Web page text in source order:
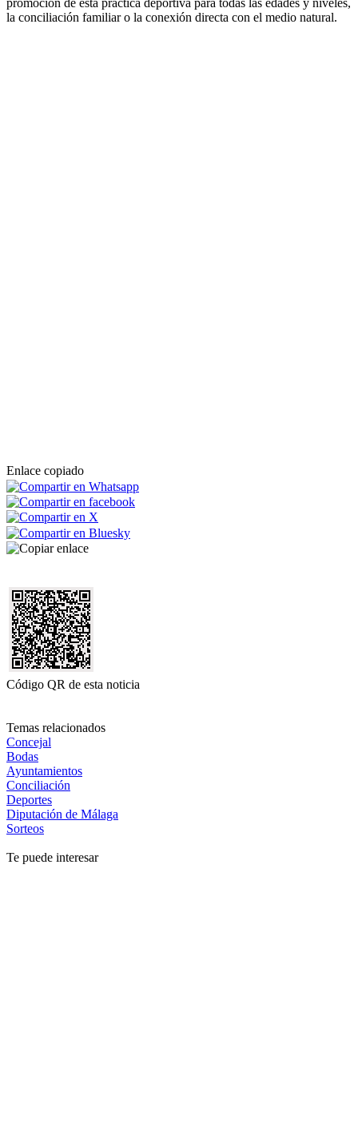
promoción de esta práctica deportiva para todas las edades y niveles,
la conciliación familiar o la conexión directa con el medio natural.
Enlace copiado
Código QR de esta noticia
Temas relacionados
Concejal
Bodas
Ayuntamientos
Conciliación
Deportes
Diputación de Málaga
Sorteos
Te puede interesar